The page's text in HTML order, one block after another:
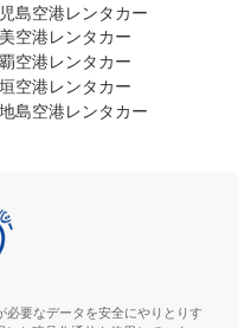
島空港レンタカー
空港レンタカー
空港レンタカー
空港レンタカー
島空港レンタカー
要なデータを安全にやりとりす